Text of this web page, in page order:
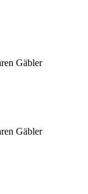
Gäbler
Gäbler